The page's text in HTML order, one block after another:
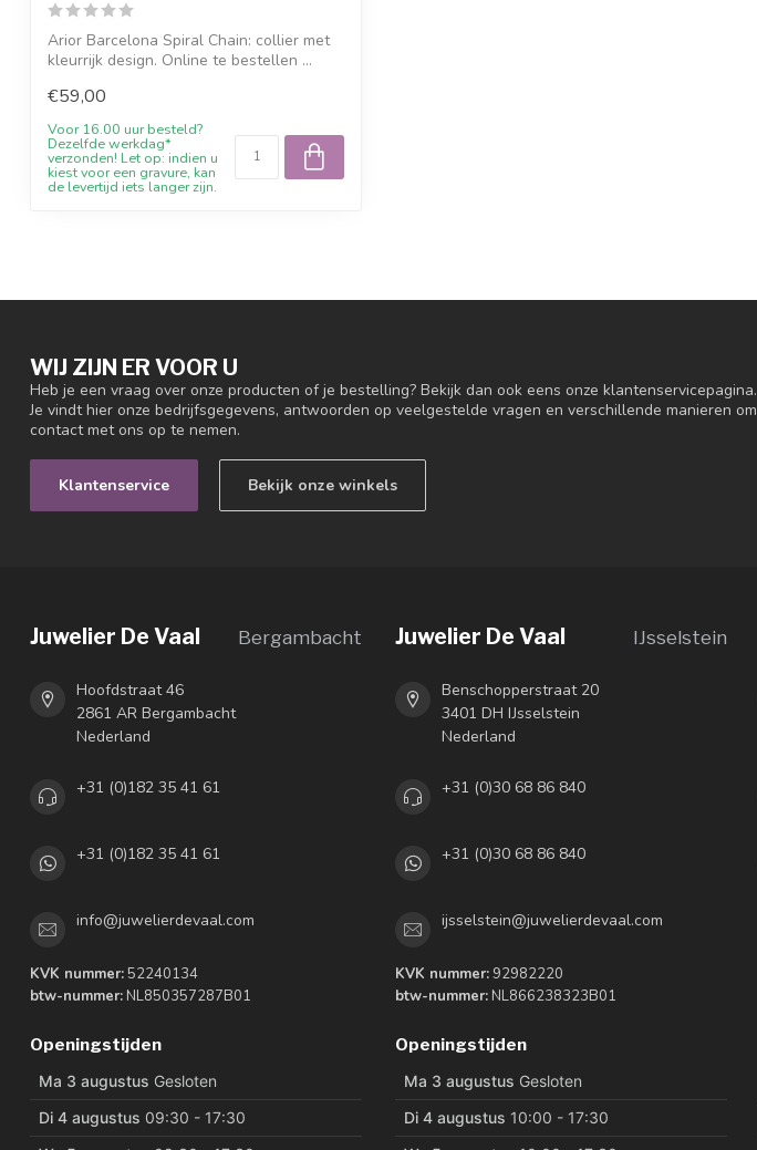
Arior Barcelona Spiral Chain: collier met
kleurrijk design. Online te bestellen ...
€59,00
Voor 16.00 uur besteld?
Dezelfde werkdag*
verzonden! Let op: indien u
kiest voor een gravure, kan
de levertijd iets langer zijn.
WIJ ZIJN ER VOOR U
Heb je een vraag over onze producten of je bestelling? Bekijk dan ook eens onze klantenservicepagina.
Je vindt hier onze bedrijfsgegevens, antwoorden op veelgestelde vragen en verschillende manieren om
contact met ons op te nemen.
Klantenservice Bekijk onze winkels
Juwelier De Vaal Bergambacht
Hoofdstraat 46
2861 AR Bergambacht
Nederland
+31 (0)182 35 41 61
+31 (0)182 35 41 61
info@juwelierdevaal.com
KVK nummer: 52240134
btw-nummer: NL850357287B01
Openingstijden
Juwelier De Vaal IJsselstein
Benschopperstraat 20
3401 DH IJsselstein
Nederland
+31 (0)30 68 86 840
+31 (0)30 68 86 840
ijsselstein@juwelierdevaal.com
KVK nummer:92982220
btw-nummer: NL866238323B01
Openingstijden